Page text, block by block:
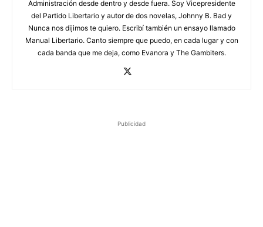
Administración desde dentro y desde fuera. Soy Vicepresidente
del Partido Libertario y autor de dos novelas, Johnny B. Bad y
Nunca nos dijimos te quiero. Escribí también un ensayo llamado
Manual Libertario. Canto siempre que puedo, en cada lugar y con
cada banda que me deja, como Evanora y The Gambiters.
Publicidad